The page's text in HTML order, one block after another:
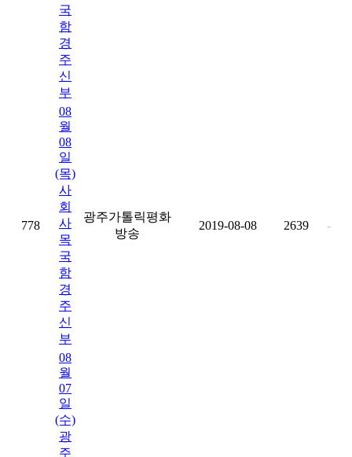
국
함
경
주
신
부
778
08
월
08
일
(목)
사
회
사
목
국
함
경
주
신
부
광주가톨릭평화
방송
2019-08-08 2639 -
08
월
07
일
(수)
광
주